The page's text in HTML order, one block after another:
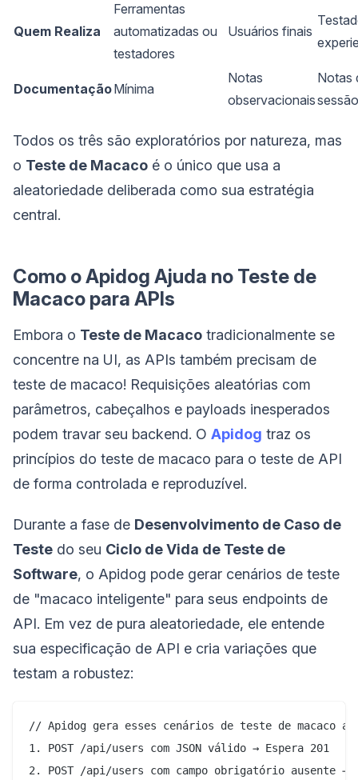
Quem Realiza
Ferramentas
automatizadas ou
testadores
Usuários finais
DocumentaçãoMínima
Notas
observacionais
Notas
sessão
Todos os três são exploratórios por natureza, mas
o Teste de Macaco é o único que usa a
aleatoriedade deliberada como sua estratégia
central.
Como o Apidog Ajuda no Teste de
Macaco para APIs
Embora o Teste de Macaco tradicionalmente se
concentre na UI, as APIs também precisam de
teste de macaco! Requisições aleatórias com
parâmetros, cabeçalhos e payloads inesperados
podem travar seu backend. O Apidog traz os
princípios do teste de macaco para o teste de API
de forma controlada e reproduzível.
Durante a fase de Desenvolvimento de Caso de
Teste do seu Ciclo de Vida de Teste de
Software, o Apidog pode gerar cenários de teste
de "macaco inteligente" para seus endpoints de
API. Em vez de pura aleatoriedade, ele entende
sua especificação de API e cria variações que
testam a robustez:
// Apidog gera esses cenários de teste de macaco
1. POST /api/users com JSON válido → Espera 201
2. POST /api/users com campo obrigatório ausente →